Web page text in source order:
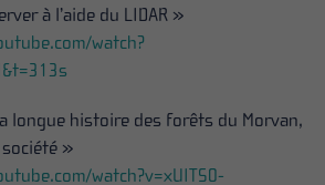
à l’aide du LIDAR »
watch?
longue histoire des forêts du Morvan,
»
watch?v=xUITS0-